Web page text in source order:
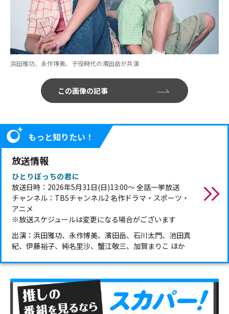
浜田雅功、永作博美、子役時代の濱田岳が共演
この画像の記事
もっと知りたい！
放送情報
ひとりぼっちの君に
放送日時：2026年5月31日(日)13:00～ 全話一挙放送
チャンネル：TBSチャンネル2 名作ドラマ・スポーツ・
アニメ
※放送スケジュールは変更になる場合がございます
出演：浜田雅功、永作博美、濱田岳、石川太門、池田真
紀、伊藤裕子、純名里沙、蟹江敬三、加賀まりこ ほか